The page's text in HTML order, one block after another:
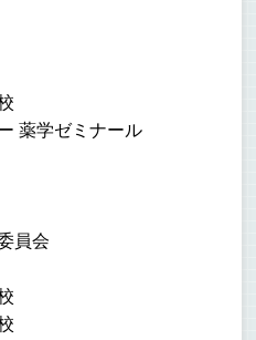
薬学ゼミナール
員会